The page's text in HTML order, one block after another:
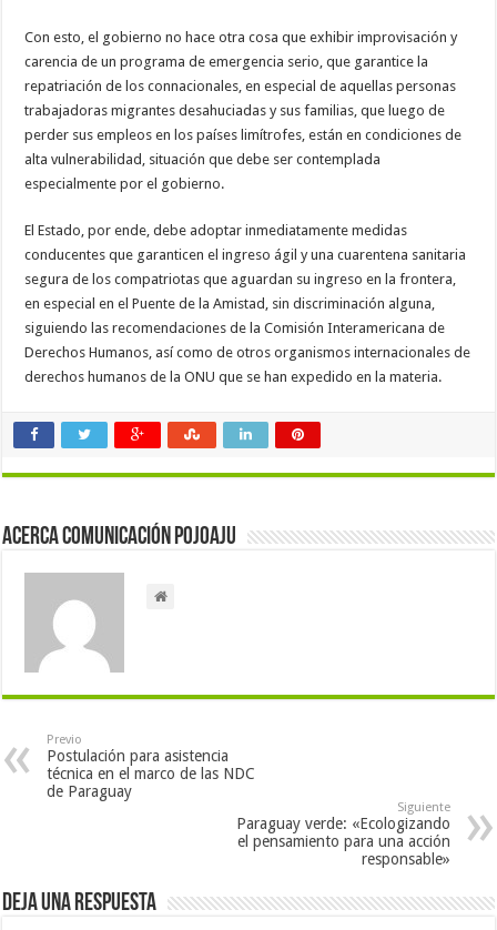
Con esto, el gobierno no hace otra cosa que exhibir improvisación y
carencia de un programa de emergencia serio, que garantice la
repatriación de los connacionales, en especial de aquellas personas
trabajadoras migrantes desahuciadas y sus familias, que luego de
perder sus empleos en los países limítrofes, están en condiciones de
alta vulnerabilidad, situación que debe ser contemplada
especialmente por el gobierno.
El Estado, por ende, debe adoptar inmediatamente medidas
conducentes que garanticen el ingreso ágil y una cuarentena sanitaria
segura de los compatriotas que aguardan su ingreso en la frontera,
en especial en el Puente de la Amistad, sin discriminación alguna,
siguiendo las recomendaciones de la Comisión Interamericana de
Derechos Humanos, así como de otros organismos internacionales de
derechos humanos de la ONU que se han expedido en la materia.
Acerca Comunicación Pojoaju
Previo
Postulación para asistencia
técnica en el marco de las NDC
de Paraguay
Siguiente
Paraguay verde: «Ecologizando
el pensamiento para una acción
responsable»
Deja una respuesta